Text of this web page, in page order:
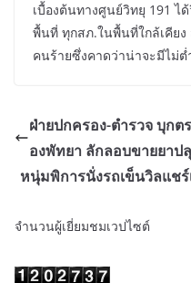
เบื้องต้นทางศูนย์วิทยุ 191 ไ
พื้นที่ ทุกสภ.ในพื้นที่ใกล้เคีย
คนร้ายซึ่งคาดว่าน่าจะมีไม่
ฝ่ายปกครอง-ตำรวจ บุกต
องพัทยา ลักลอบขายยาป
หนุ่มพิการนั่งรถเข็นวิลแช
จำนวนผู้เยี่ยมชมเวปไซต์